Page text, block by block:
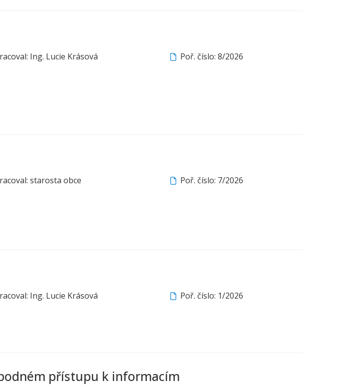
Ing. Lucie Krásová Poř. číslo: 8/2026
starosta obce Poř. číslo: 7/2026
Ing. Lucie Krásová Poř. číslo: 1/2026
přístupu k informacím